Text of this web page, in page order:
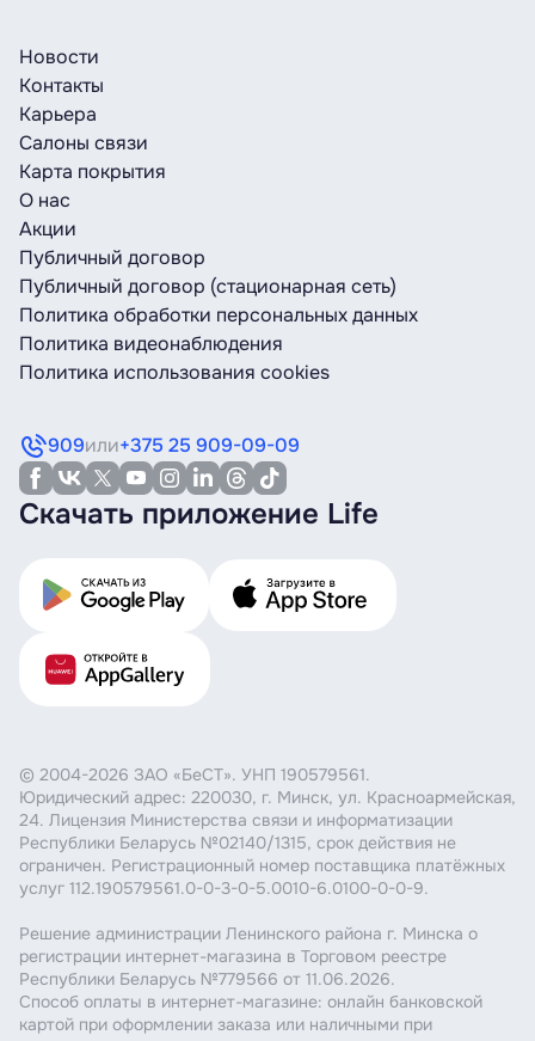
Реквизиты ЗАО «БеСТ» для оплаты
р/c (IBAN): BY02ALFA30122004870090270000
в ЗАО «Альфа-Банк»
БИК: ALFABY2X
счёт номера телефона на нужную сумму.
Реквизиты ЗАО «БеСТ» для оплаты
р/c (IBAN): BY02ALFA30122004870090270000
в ЗАО «Альфа-Банк»
БИК: ALFABY2X
Новости
Контакты
Карьера
Салоны связи
Карта покрытия
О нас
Акции
Публичный договор
Публичный договор (стационарная сеть)
Политика обработки персональных данных
Политика видеонаблюдения
Политика использования cookies
909или+375 25 909-09-09
Скачать приложение Life
© 2004-2026 ЗАО «БеСТ». УНП 190579561.
Юридический адрес: 220030, г. Минск, ул. Красноармейская,
24. Лицензия Министерства связи и информатизации
Республики Беларусь №02140/1315, срок действия не
ограничен. Регистрационный номер поставщика платёжных
услуг 112.190579561.0-0-3-0-5.0010-6.0100-0-0-9.
Решение администрации Ленинского района г. Минска о
регистрации интернет-магазина в Торговом реестре
Республики Беларусь №779566 от 11.06.2026.
Способ оплаты в интернет-магазине: онлайн банковской
картой при оформлении заказа или наличными при